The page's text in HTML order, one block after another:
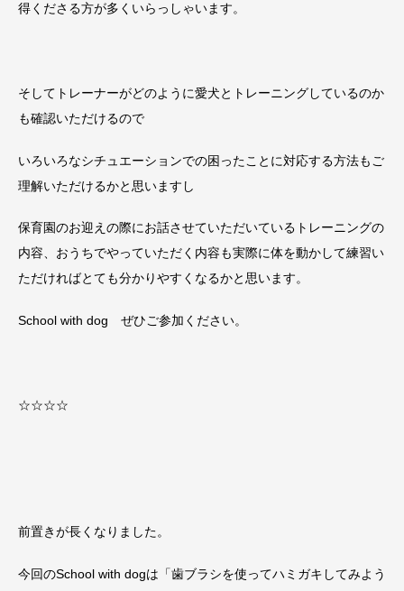
得くださる方が多くいらっしゃいます。
そしてトレーナーがどのように愛犬とトレーニングしているのか
も確認いただけるので
いろいろなシチュエーションでの困ったことに対応する方法もご
理解いただけるかと思いますし
保育園のお迎えの際にお話させていただいているトレーニングの
内容、おうちでやっていただく内容も実際に体を動かして練習い
ただければとても分かりやすくなるかと思います。
School with dog ぜひご参加ください。
☆☆☆☆
前置きが長くなりました。
今回のSchool with dogは「歯ブラシを使ってハミガキしてみよう